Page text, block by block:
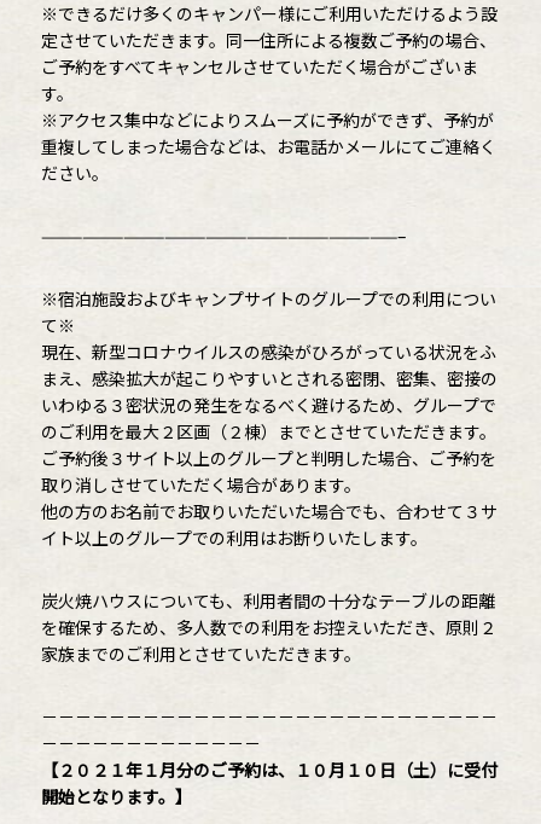
※できるだけ多くのキャンパー様にご利用いただけるよう設
定させていただきます。同一住所による複数ご予約の場合、
ご予約をすべてキャンセルさせていただく場合がございま
す。
※アクセス集中などによりスムーズに予約ができず、予約が
重複してしまった場合などは、お電話かメールにてご連絡く
ださい。
——————————————————————————–
※宿泊施設およびキャンプサイトのグループでの利用につい
て※
現在、新型コロナウイルスの感染がひろがっている状況をふ
まえ、感染拡大が起こりやすいとされる密閉、密集、密接の
いわゆる３密状況の発生をなるべく避けるため、グループで
のご利用を最大２区画（２棟）までとさせていただきます。
ご予約後３サイト以上のグループと判明した場合、ご予約を
取り消しさせていただく場合があります。
他の方のお名前でお取りいただいた場合でも、合わせて３サ
イト以上のグループでの利用はお断りいたします。
炭火焼ハウスについても、利用者間の十分なテーブルの距離
を確保するため、多人数での利用をお控えいただき、原則２
家族までのご利用とさせていただきます。
－－－－－－－－－－－－－－－－－－－－－－－－－－－
－－－－－－－－－－－－－
【２０２１年１月分のご予約は、１０月１０日（土）に受付
開始となります。】